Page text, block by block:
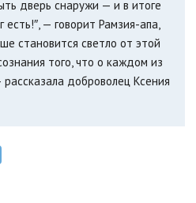
дверь снаружи — и в итоге
есть!″, — говорит Рамзия-апа,
становится светло от этой
того, что о каждом из
доброволец Ксения